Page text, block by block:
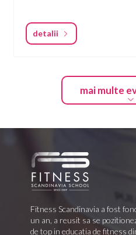
eficiente.
Devino maestru în dinamica
de convingător ca
Crează programe de
amestecând cu
hipertrofie, sculptând
Acest curs nu este doar
împuternicindu-te să
încredere.
Ești pregătit să redefinești
detalii
mai multe
Fitness Scandinavia a fost
un an, a reusit sa se
de top in educatia de fitness